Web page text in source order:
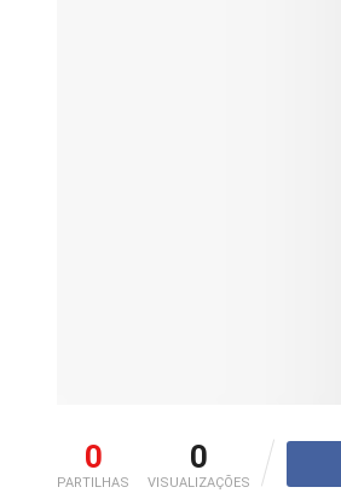
0
PARTILHAS
0
VISUALIZAÇÕES